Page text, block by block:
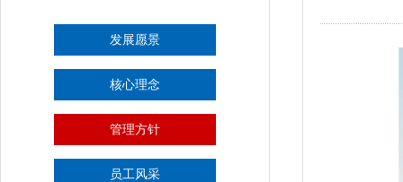
发展愿景
核心理念
管理方针
员工风采